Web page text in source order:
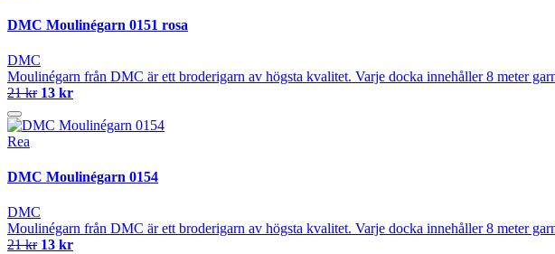
DMC Moulinégarn 0151 rosa
DMC
Moulinégarn från DMC är ett broderigarn av högsta kvalitet. Varje docka innehåller 8 meter
21 kr 13 kr
Rea
DMC Moulinégarn 0154
DMC
Moulinégarn från DMC är ett broderigarn av högsta kvalitet. Varje docka innehåller 8 meter
21 kr 13 kr